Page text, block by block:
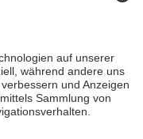
der Inhalte, können Fehler
Richtigkeit und Vollständigkeit
aller Informationen.